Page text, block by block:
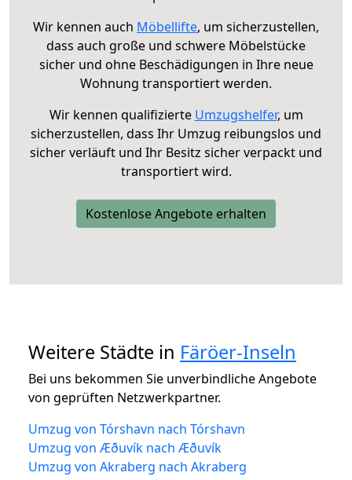
Wir kennen auch Möbellifte, um sicherzustellen,
dass auch große und schwere Möbelstücke
sicher und ohne Beschädigungen in Ihre neue
Wohnung transportiert werden.
Wir kennen qualifizierte Umzugshelfer, um
sicherzustellen, dass Ihr Umzug reibungslos und
sicher verläuft und Ihr Besitz sicher verpackt und
transportiert wird.
Kostenlose Angebote erhalten
Weitere Städte in Färöer-Inseln
Bei uns bekommen Sie unverbindliche Angebote
von geprüften Netzwerkpartner.
Umzug von Tórshavn nach Tórshavn
Umzug von Æðuvík nach Æðuvík
Umzug von Akraberg nach Akraberg